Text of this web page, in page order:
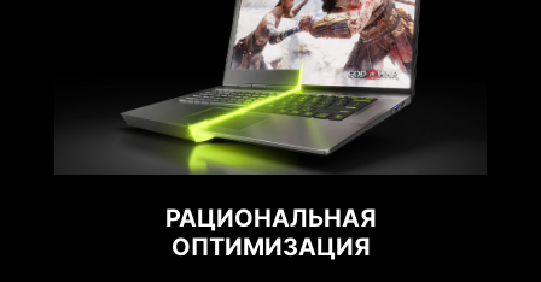
РАЦИОНАЛЬНАЯ
ОПТИМИЗАЦИЯ